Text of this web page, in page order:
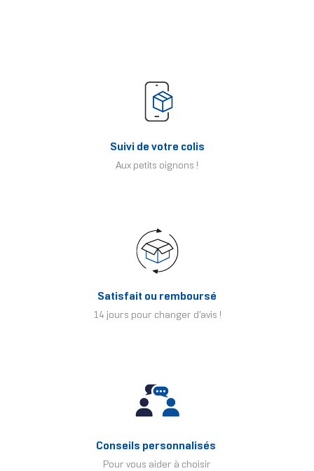
Suivi de votre colis
Aux petits oignons !
Satisfait ou remboursé
14 jours pour changer d'avis !
Conseils personnalisés
Pour vous aider à choisir